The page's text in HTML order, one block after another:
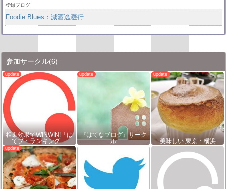
登録ブログ
Foodie Blues：減酒逃避行
参加サークル(6)
相乗効果でWINWIN!「は
てブ・ランキング…
『はてなブログ』サーク
ル
美味しい 東京・横浜